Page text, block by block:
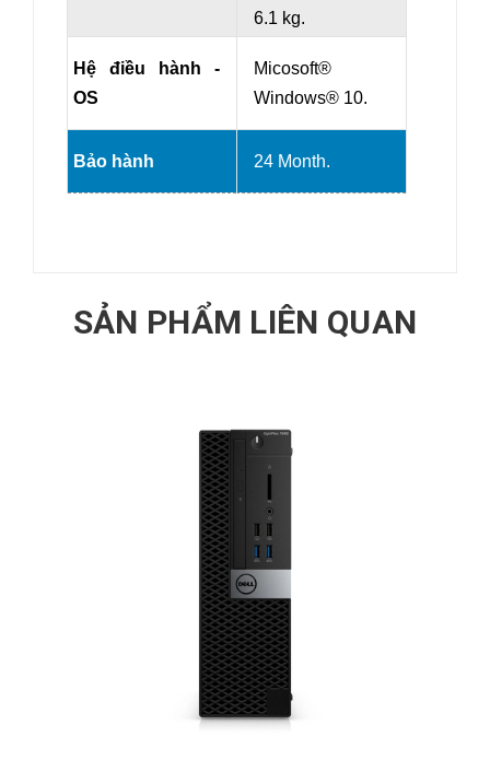
6.1 kg.
Hệ điều hành -
OS
Micosoft®
Windows® 10.
Bảo hành 24 Month.
SẢN PHẨM LIÊN QUAN